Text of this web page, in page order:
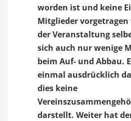
worden ist und keine
Mitglieder vorgetragen
der Veranstaltung
sich auch nur wenige
beim Auf- und Abbau.
einmal ausdrücklich
dies keine
darstellt. Weiter hat